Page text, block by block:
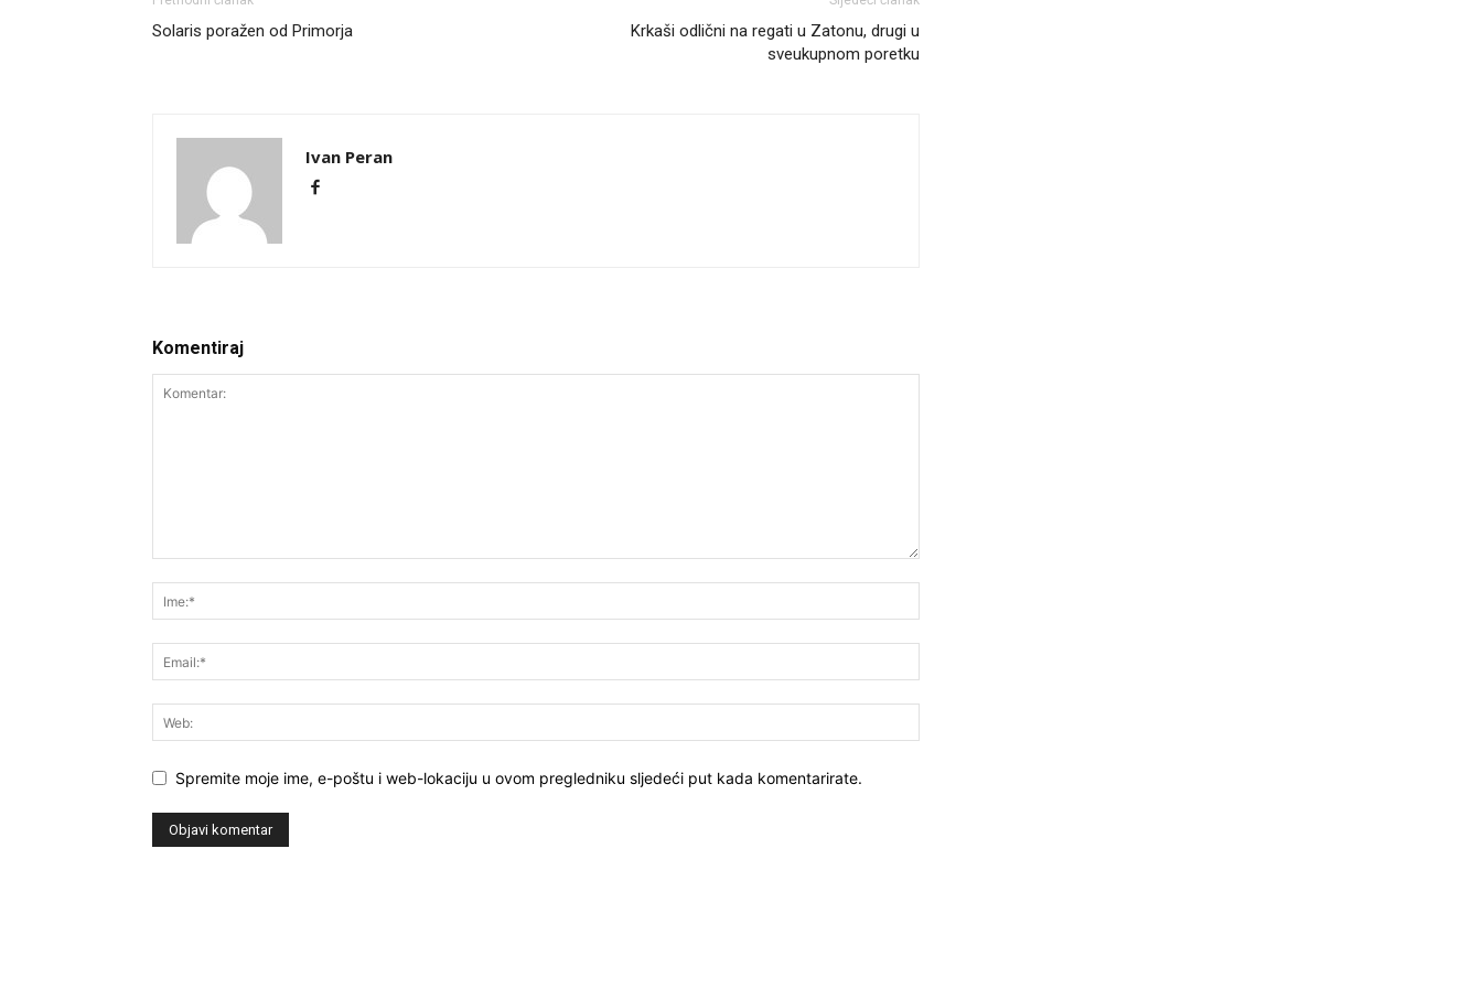
Solaris poražen od Primorja
Krkaši odlični na regati u Zatonu, drugi u
sveukupnom poretku
Ivan Peran
Komentiraj
Spremite moje ime, e-poštu i web-lokaciju u ovom pregledniku sljedeći put kada komentarirate.